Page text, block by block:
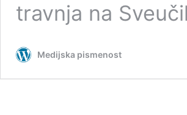
travnja na
Medijska pismenost